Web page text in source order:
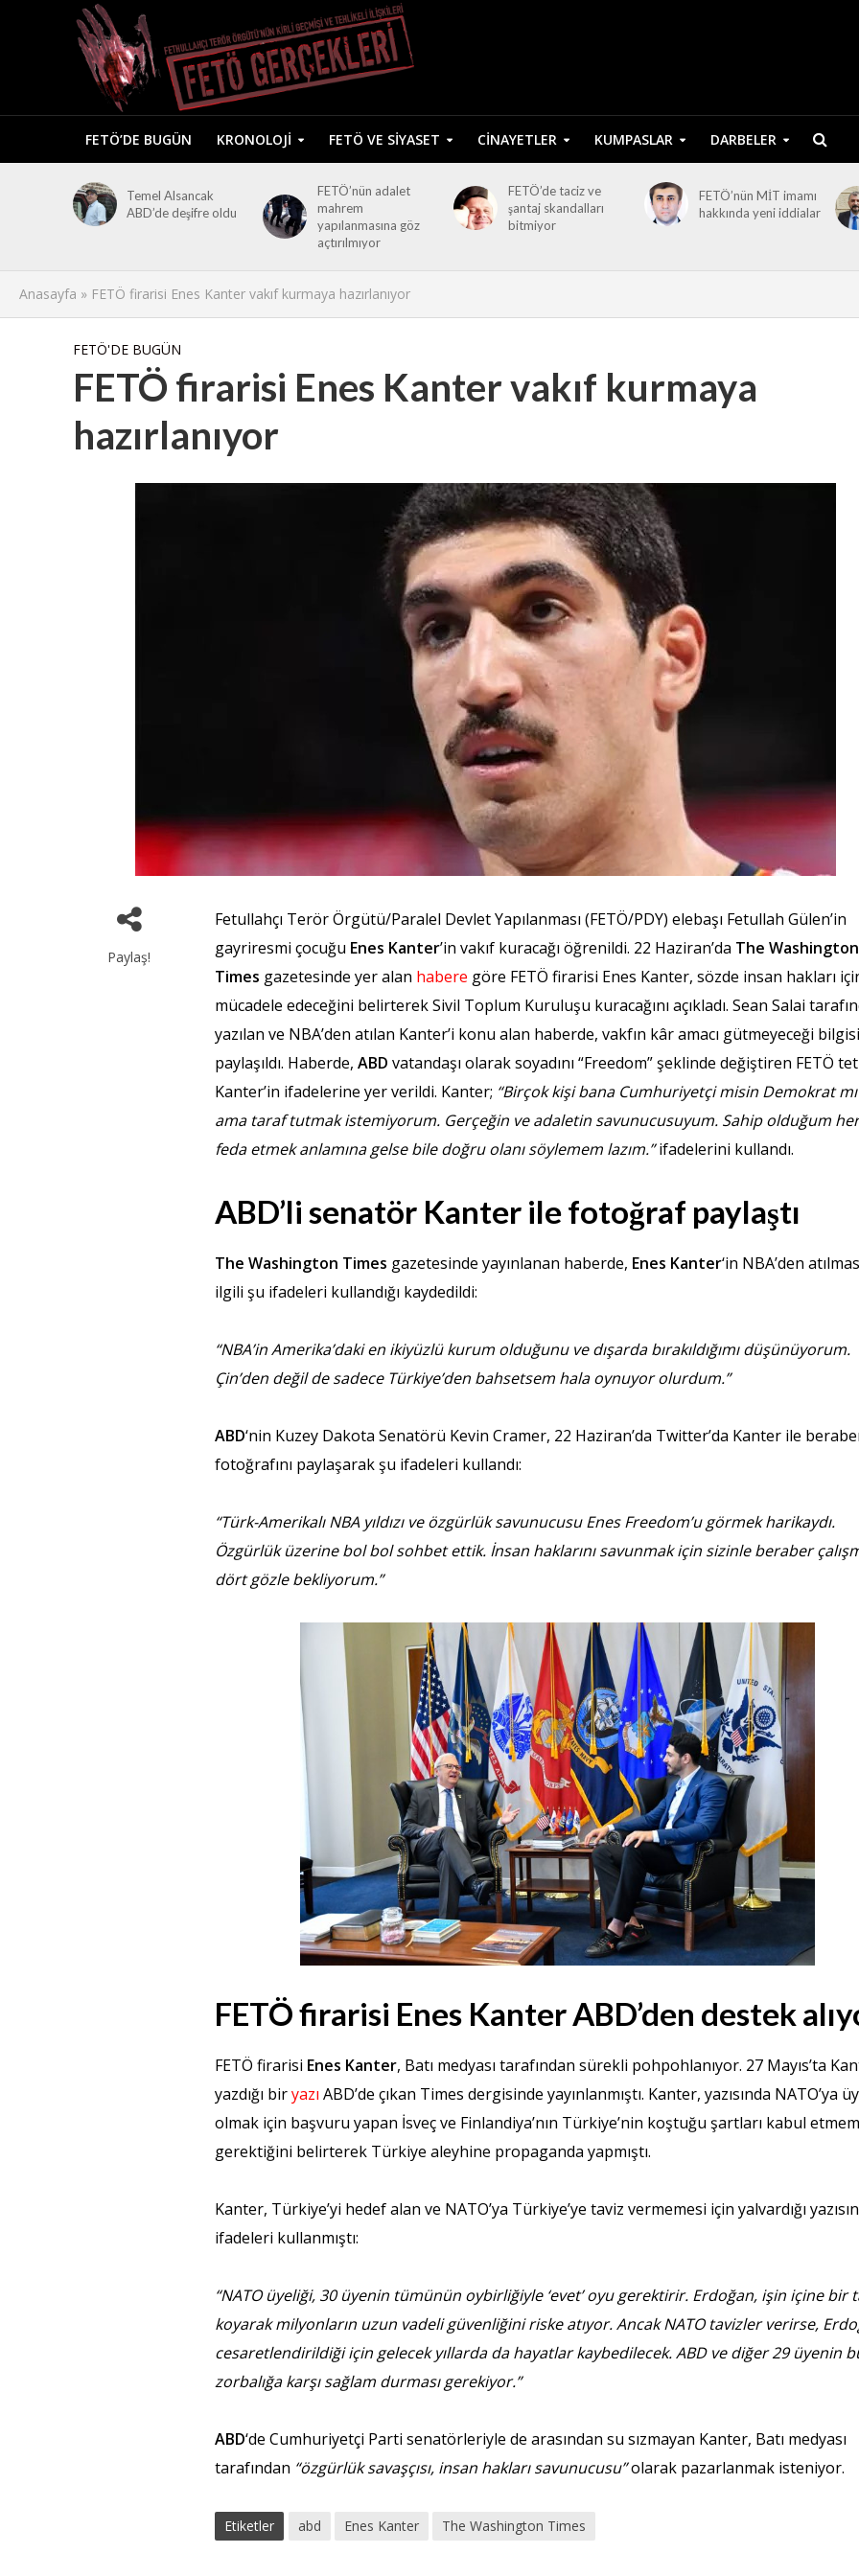
FETÖ’DE BUGÜN KRONOLOJI FETÖ VE SIYASET CINAYETLER KUMPASLAR DARBELER
Temel Alsancak
ABD’de deşifre oldu
FETÖ’nün adalet
mahrem
yapılanmasına göz
açtırılmıyor
FETÖ’de taciz ve
şantaj skandalları
bitmiyor
FETÖ’nün MİT imamı
hakkında yeni iddialar
Anasayfa » FETÖ firarisi Enes Kanter vakıf kurmaya hazırlanıyor
FETÖ'DE BUGÜN
FETÖ firarisi Enes Kanter vakıf kurmaya
hazırlanıyor
Paylaş!
Fetullahçı Terör Örgütü/Paralel Devlet Yapılanması (FETÖ/PDY) elebaşı Fetullah Gülen’in
gayriresmi çocuğu Enes Kanter’in vakıf kuracağı öğrenildi. 22 Haziran’da The Washington
Times gazetesinde yer alan habere göre FETÖ firarisi Enes Kanter, sözde insan hakları
mücadele edeceğini belirterek Sivil Toplum Kuruluşu kuracağını açıkladı. Sean Salai
yazılan ve NBA’den atılan Kanter’i konu alan haberde, vakfın kâr amacı gütmeyeceği bilgisi
paylaşıldı. Haberde,ABD vatandaşı olarak soyadını “Freedom” şeklinde değiştiren FETÖ
Kanter’in ifadelerine yer verildi. Kanter; “Birçok kişi bana Cumhuriyetçi misin Demokrat
ama taraf tutmak istemiyorum. Gerçeğin ve adaletin savunucusuyum. Sahip olduğum
feda etmek anlamına gelse bile doğru olanı söylemem lazım.”ifadelerini kullandı.
ABD’li senatör Kanter ile fotoğraf paylaştı
The Washington Times gazetesinde yayınlanan haberde, Enes Kanter‘in NBA’den
ilgili şu ifadeleri kullandığı kaydedildi:
“NBA’in Amerika’daki en ikiyüzlü kurum olduğunu ve dışarda bırakıldığımı düşünüyorum.
Çin’den değil de sadece Türkiye’den bahsetsem hala oynuyor olurdum.”
ABD‘nin Kuzey Dakota Senatörü Kevin Cramer, 22 Haziran’da Twitter’da Kanter ile
fotoğrafını paylaşarak şu ifadeleri kullandı:
“Türk-Amerikalı NBA yıldızı ve özgürlük savunucusu Enes Freedom’u görmek harikaydı.
Özgürlük üzerine bol bol sohbet ettik. İnsan haklarını savunmak için sizinle beraber
dört gözle bekliyorum.”
FETÖ firarisi Enes Kanter ABD’den destek
FETÖ firarisi Enes Kanter, Batı medyası tarafından sürekli pohpohlanıyor. 27 Mayıs’ta
yazdığı biryazı ABD’de çıkan Times dergisinde yayınlanmıştı. Kanter, yazısında NATO’ya
olmak için başvuru yapan İsveç ve Finlandiya’nın Türkiye’nin koştuğu şartları kabul
gerektiğini belirterek Türkiye aleyhine propaganda yapmıştı.
Kanter, Türkiye’yi hedef alan ve NATO’ya Türkiye’ye taviz vermemesi için yalvardığı
ifadeleri kullanmıştı:
“NATO üyeliği, 30 üyenin tümünün oybirliğiyle ‘evet’ oyu gerektirir. Erdoğan, işin içine bir
koyarak milyonların uzun vadeli güvenliğini riske atıyor. Ancak NATO tavizler verirse,
cesaretlendirildiği için gelecek yıllarda da hayatlar kaybedilecek. ABD ve diğer 29 üyenin
zorbalığa karşı sağlam durması gerekiyor.”
ABD‘de Cumhuriyetçi Parti senatörleriyle de arasından su sızmayan Kanter, Batı medyası
tarafından “özgürlük savaşçısı, insan hakları savunucusu”olarak pazarlanmak isteniyor.
Etiketler abd Enes Kanter The Washington Times